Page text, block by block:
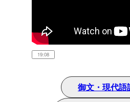
19:08
御文・現代語